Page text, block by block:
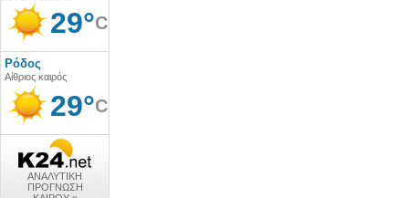
29°C
Ρόδος
Αίθριος καιρός
29°C
ΑΝΑΛΥΤΙΚΗ
ΠΡΟΓΝΩΣΗ